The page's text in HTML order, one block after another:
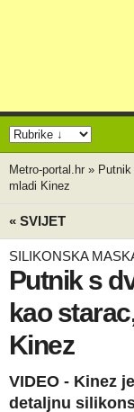
Metro-portal.hr »
mladi Kinez
« SVIJET
SILIKONSKA
Putnik s
kao
Kinez
VIDEO - Kinez
detaljnu